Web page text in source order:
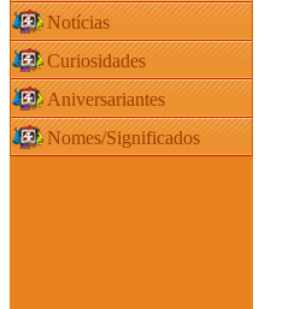
Notícias
Curiosidades
Aniversariantes
Nomes/Significados